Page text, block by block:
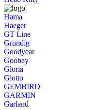
Hama
Haeger
GT Line
Grundig
Goodyear
Goobay
Gloria
Giotto
GEMBIRD
GARMIN
Garland